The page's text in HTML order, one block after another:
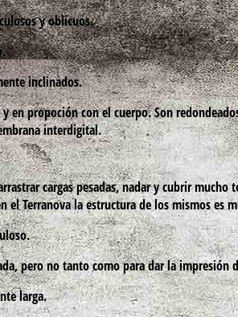
y oblicuos.
inclinados.
en propoción con el cuerpo. Son
interdigital.
cargas pesadas, nadar y cubrir
elTerranovala estructura de los mismos es
pero no tanto como para dar la impresión
larga.